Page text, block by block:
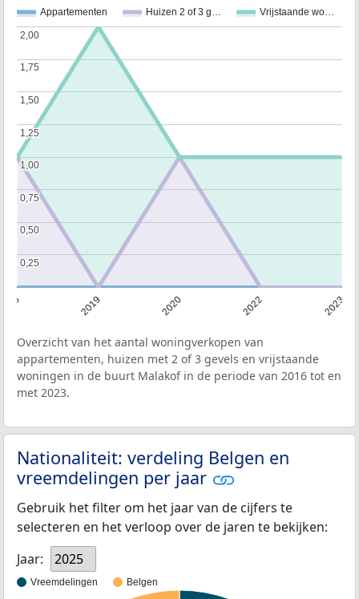
Appartementen Huizen 2 of 3 g… Vrijstaande wo…
2019 2020 2022 2023
0,25
0,25
0,50
0,50
0,75
0,75
1,00
1,00
1,25
1,25
1,50
1,50
1,75
1,75
2,00
2,00
Overzicht van het aantal woningverkopen van
appartementen, huizen met 2 of 3 gevels en vrijstaande
woningen in de buurt Malakof in de periode van 2016 tot en
met 2023.
Nationaliteit: verdeling Belgen en
vreemdelingen per jaar
Gebruik het filter om het jaar van de cijfers te
selecteren en het verloop over de jaren te bekijken:
Jaar:
2025
Vreemdelingen Belgen